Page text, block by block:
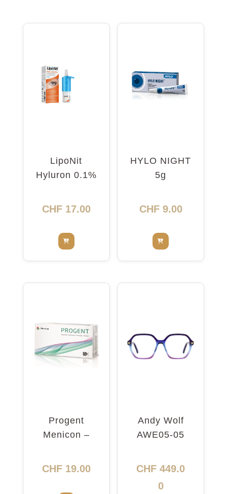
LipoNit
Hyluron 0.1%
CHF17.00
HYLO NIGHT
5g
CHF9.00
Progent
Menicon –
intensif
CHF19.00
Andy Wolf
AWE05-05
CHF 449.0
0